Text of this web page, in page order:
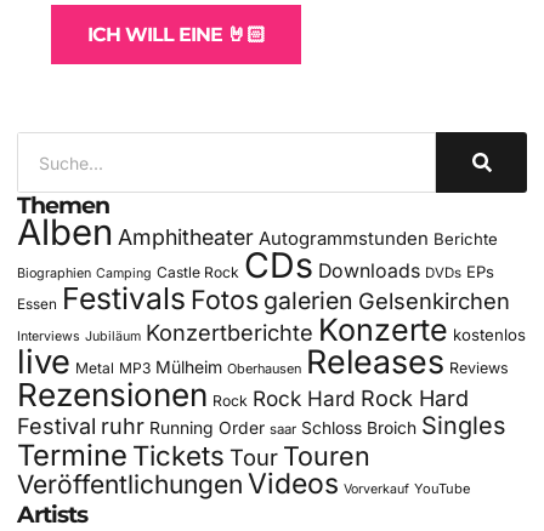
ICH WILL EINE 🤘🏻
Themen
Alben Amphitheater Autogrammstunden Berichte
Biographien Camping Castle Rock CDs Downloads DVDs EPs
Essen Festivals Fotos galerien Gelsenkirchen
Interviews Jubiläum Konzertberichte Konzerte kostenlos
live Metal MP3 Mülheim Oberhausen Releases Reviews
Rezensionen Rock Rock Hard Rock Hard
Festival ruhr Running Order saar Schloss Broich Singles
Termine Tickets Tour Touren
Veröffentlichungen Videos Vorverkauf YouTube
Artists